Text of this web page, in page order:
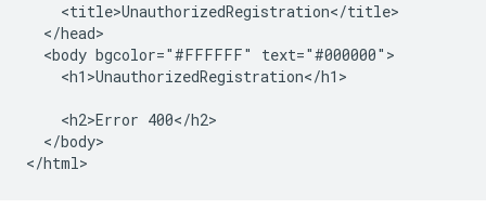
    <title>UnauthorizedRegistration</title>
  </head>
  <body bgcolor="#FFFFFF" text="#000000">
    <h1>UnauthorizedRegistration</h1>
    <h2>Error 400</h2>
  </body>